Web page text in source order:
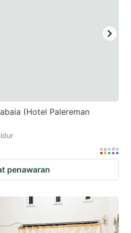
changing
(Hotel Palereman
penawaran